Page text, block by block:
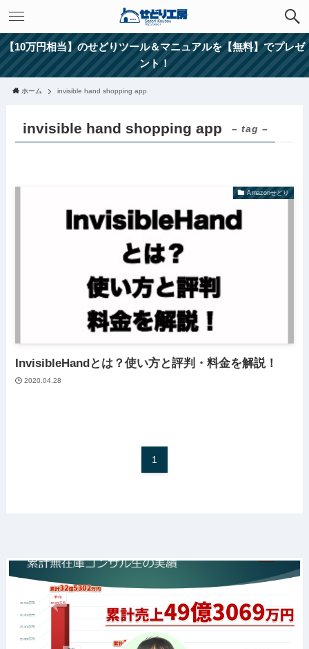
【10万円相当】のせどりツール＆マニュアルを【無料】でプレゼ
ント！
ホーム invisible hand shopping app
invisible hand shopping app – tag –
Amazonせどり
InvisibleHandとは？使い方と評判・料金を解説！
2020.04.28
1